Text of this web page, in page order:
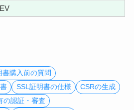
書購入前の質問
SSL証明書の仕様
CSRの生成
の認証・審査